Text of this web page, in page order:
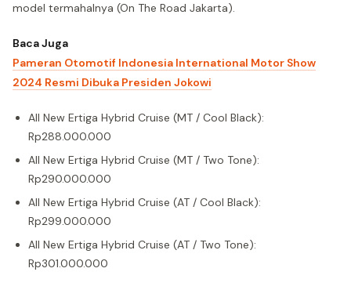
model termahalnya (On The Road Jakarta).
Baca Juga
Pameran Otomotif Indonesia International Motor Show
2024 Resmi Dibuka Presiden Jokowi
All New Ertiga Hybrid Cruise (MT / Cool Black):
Rp288.000.000
All New Ertiga Hybrid Cruise (MT / Two Tone):
Rp290.000.000
All New Ertiga Hybrid Cruise (AT / Cool Black):
Rp299.000.000
All New Ertiga Hybrid Cruise (AT / Two Tone):
Rp301.000.000